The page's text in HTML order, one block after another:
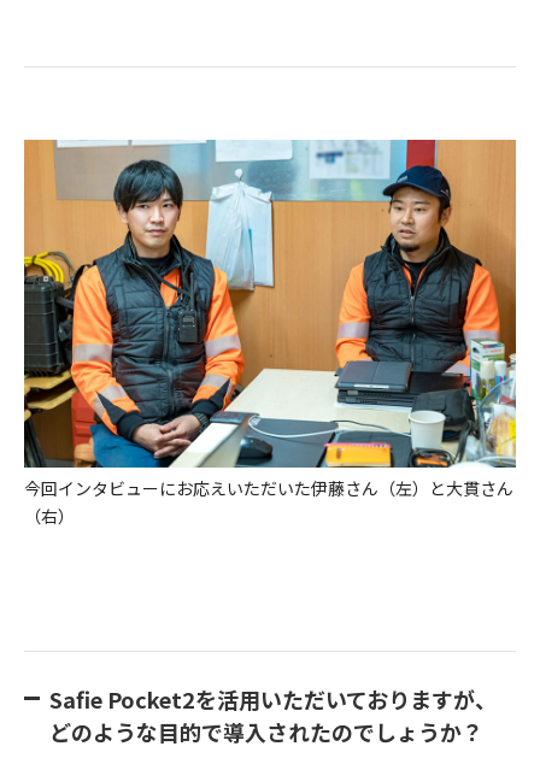
今回インタビューにお応えいただいた伊藤さん（左）と大貫さん
（右）
Safie Pocket2を活用いただいておりますが、
どのような目的で導入されたのでしょうか？